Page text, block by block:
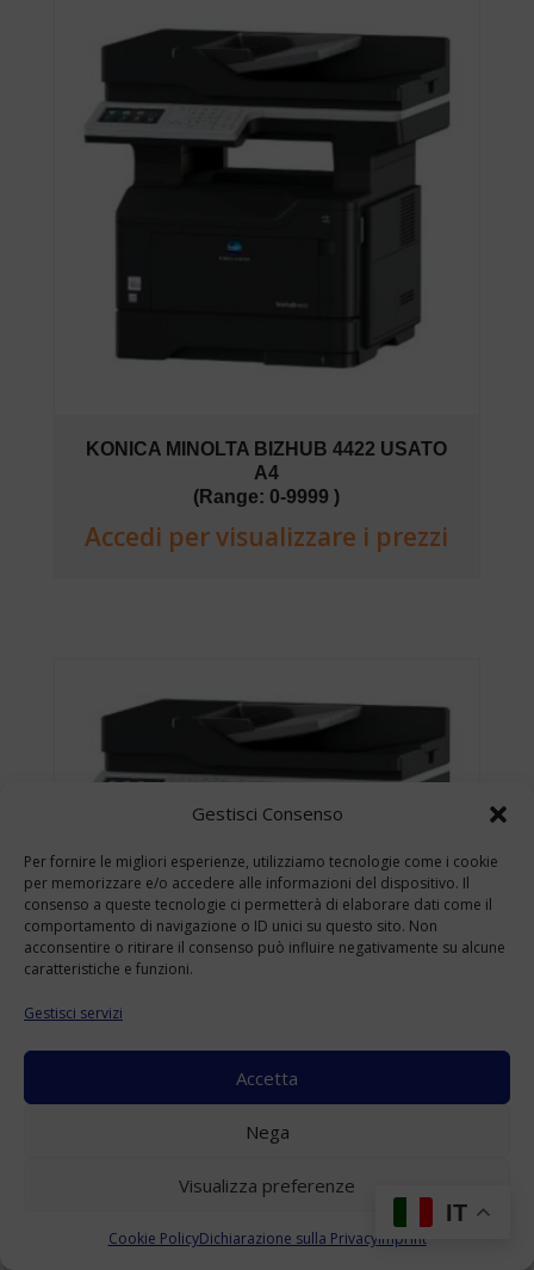
Gestisci Consenso
Per fornire le migliori esperienze, utilizziamo tecnologie come i cookie
per memorizzare e/o accedere alle informazioni del dispositivo. Il
consenso a queste tecnologie ci permetterà di elaborare dati come il
comportamento di navigazione o ID unici su questo sito. Non
acconsentire o ritirare il consenso può influire negativamente su alcune
caratteristiche e funzioni.
Gestisci servizi
Accetta
Nega
Visualizza preferenze
Cookie PolicyDichiarazione sulla PrivacyImprint
KONICA MINOLTA BIZHUB 4422 USATO
A4
(Range: 0-9999 )
Accedi per visualizzare i prezzi
A4
Accedi per visualizzare i prezziIT